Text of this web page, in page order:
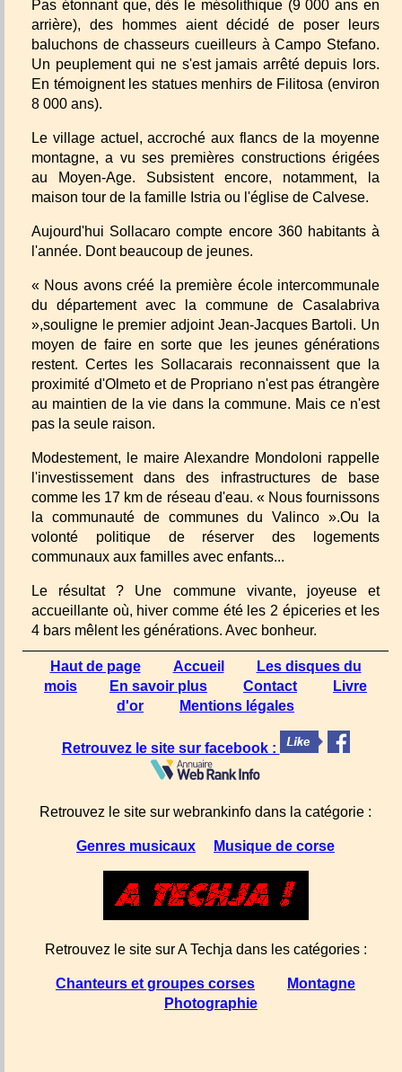
Pas étonnant que, dès le mésolithique (9 000 ans en
arrière), des hommes aient décidé de poser leurs
baluchons de chasseurs cueilleurs à Campo Stefano.
Un peuplement qui ne s'est jamais arrêté depuis lors.
En témoignent les statues menhirs de Filitosa (environ
8 000 ans).
Le village actuel, accroché aux flancs de la moyenne
montagne, a vu ses premières constructions érigées
au Moyen-Age. Subsistent encore, notamment, la
maison tour de la famille Istria ou l'église de Calvese.
Aujourd'hui Sollacaro compte encore 360 habitants à
l'année. Dont beaucoup de jeunes.
« Nous avons créé la première école intercommunale
du département avec la commune de Casalabriva
»,souligne le premier adjoint Jean-Jacques Bartoli. Un
moyen de faire en sorte que les jeunes générations
restent. Certes les Sollacarais reconnaissent que la
proximité d'Olmeto et de Propriano n'est pas étrangère
au maintien de la vie dans la commune. Mais ce n'est
pas la seule raison.
Modestement, le maire Alexandre Mondoloni rappelle
l'investissement dans des infrastructures de base
comme les 17 km de réseau d'eau. « Nous fournissons
la communauté de communes du Valinco ».Ou la
volonté politique de réserver des logements
communaux aux familles avec enfants...
Le résultat ? Une commune vivante, joyeuse et
accueillante où, hiver comme été les 2 épiceries et les
4 bars mêlent les générations. Avec bonheur.
Haut de page Accueil
Les disques du
mois
En savoir plus Contact
Livre
d'or
Mentions légales
Retrouvez le site sur facebook :
Retrouvez le site sur webrankinfo dans la catégorie :
Genres musicaux Musique de corse
Retrouvez le site sur A Techja dans les catégories :
Chanteurs et groupes corses
Montagne
Photographie